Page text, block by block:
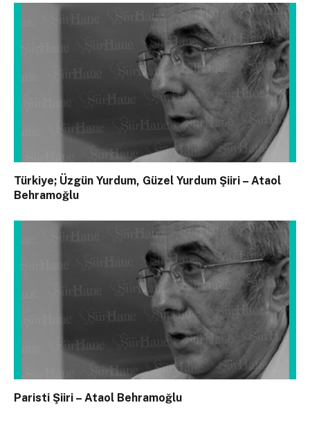
Türkiye; Üzgün Yurdum, Güzel Yurdum Şiiri – Ataol
Behramoğlu
Paristi Şiiri – Ataol Behramoğlu